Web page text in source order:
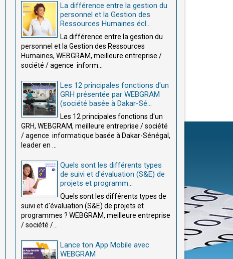
La différence entre la gestion du
personnel et la Gestion des
Ressources Humaines écl...
La différence entre la gestion du
personnel et la Gestion des Ressources
Humaines, WEBGRAM, meilleure entreprise /
société / agence inform...
Les 12 principales fonctions d'un
GRH présentée par WEBGRAM
(société basée à Dakar-Sé...
Les 12 principales fonctions d'un
GRH, WEBGRAM, meilleure entreprise / société
/ agence informatique basée à Dakar-Sénégal,
leader en ...
Quels sont les différents types
de suivi et d'évaluation (S&E) de
projets et programm...
Quels sont les différents types de
suivi et d'évaluation (S&E) de projets et
programmes ? WEBGRAM, meilleure entreprise
/ société /...
Lance ton App Mobile avec
WEBGRAM